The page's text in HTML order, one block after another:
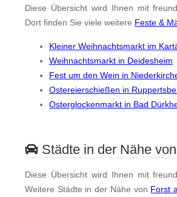
Diese Übersicht wird Ihnen mit
Dort finden Sie viele weitere Feste &
Kleiner Weihnachtsmarkt im
Weihnachtsmarkt in Deidesheim
Fest um den Wein in
Ostereierschießen in
Osterglockenmarkt in Bad
Städte in der Nähe
Diese Übersicht wird Ihnen mit
Weitere Städte in der Nähe von Forst